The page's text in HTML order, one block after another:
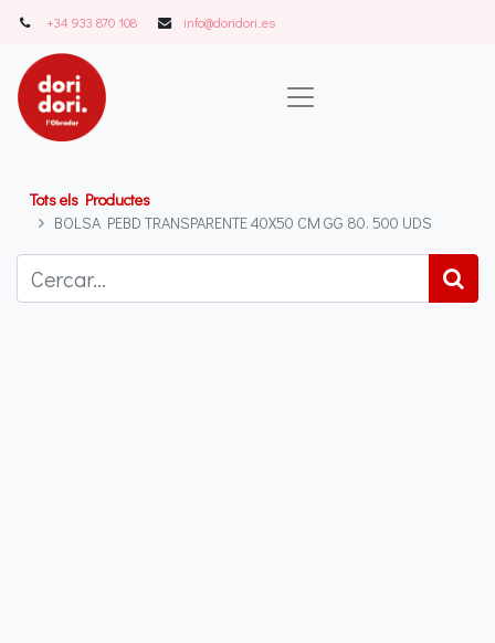
+34 933 870 108 info@doridori..es
Tots els Productes
BOLSA PEBD TRANSPARENTE 40X50 CM GG 80. 500 UDS